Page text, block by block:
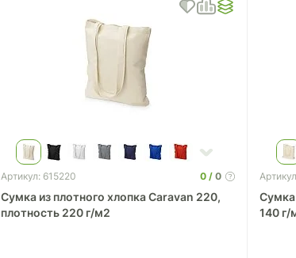
Артикул: 615220 0 0
Сумка из плотного хлопка Caravan 220,
плотность 220 г/м2
Сумка
140 г/